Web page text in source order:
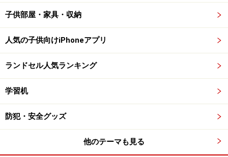
なった結果、不必要に目立ってしまうことがつらい人も
いるでしょう。だからこそ、「選択肢の多い制服と私
ル作りが必要です。
して、周囲の生徒が「快適でいいな」「ずるい」と思う
のであれば、それは制服について見直すタイミングなの
かもしれません。誰にとってもよいルールを考える必要
があります。
子供部屋・家具・収納
人気の子供向けiPhoneアプリ
ランドセル人気ランキング
学習机
防犯・安全グッズ
他のテーマも見る